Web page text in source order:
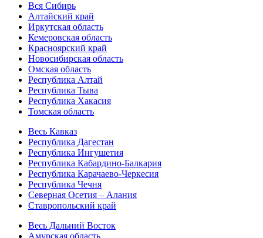
Вся Сибирь
Алтайский край
Иркутская область
Кемеровская область
Красноярский край
Новосибирская область
Омская область
Республика Алтай
Республика Тыва
Республика Хакасия
Томская область
Весь Кавказ
Республика Дагестан
Республика Ингушетия
Республика Кабардино-Балкария
Республика Карачаево-Черкесия
Республика Чечня
Северная Осетия – Алания
Ставропольский край
Весь Дальний Восток
Амурская область